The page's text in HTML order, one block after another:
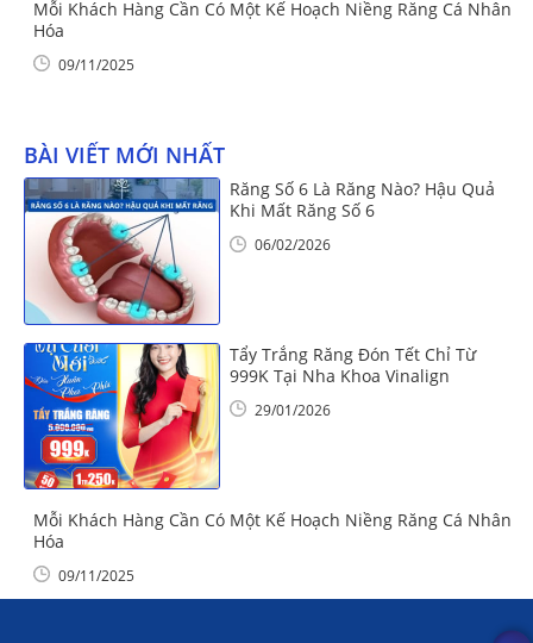
Mỗi Khách Hàng Cần Có Một Kế Hoạch Niềng Răng Cá Nhân
Hóa
09/11/2025
BÀI VIẾT MỚI NHẤT
Răng Số 6 Là Răng Nào? Hậu Quả
Khi Mất Răng Số 6
06/02/2026
Tẩy Trắng Răng Đón Tết Chỉ Từ
999K Tại Nha Khoa Vinalign
29/01/2026
Mỗi Khách Hàng Cần Có Một Kế Hoạch Niềng Răng Cá Nhân
Hóa
09/11/2025